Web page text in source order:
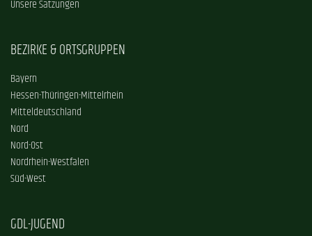
Unsere Satzungen
BEZIRKE & ORTSGRUPPEN
Bayern
Hessen-Thüringen-Mittelrhein
Mitteldeutschland
Nord
Nord-Ost
Nordrhein-Westfalen
Süd-West
GDL-JUGEND